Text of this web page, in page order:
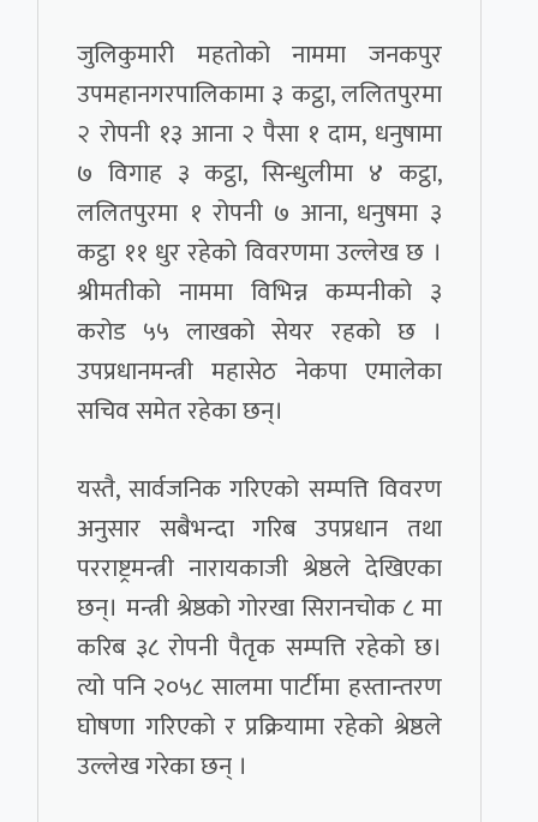
जुलिकुमारी महतोको नाममा जनकपुर
उपमहानगरपालिकामा ३ कट्ठा, ललितपुरमा
२ रोपनी १३ आना २ पैसा १ दाम, धनुषामा
७ विगाह ३ कट्ठा, सिन्धुलीमा ४ कट्ठा,
ललितपुरमा १ रोपनी ७ आना, धनुषमा ३
कट्ठा ११ धुर रहेको विवरणमा उल्लेख छ ।
श्रीमतीको नाममा विभिन्न कम्पनीको ३
करोड ५५ लाखको सेयर रहको छ ।
उपप्रधानमन्त्री महासेठ नेकपा एमालेका
सचिव समेत रहेका छन्।
यस्तै, सार्वजनिक गरिएको सम्पत्ति विवरण
अनुसार सबैभन्दा गरिब उपप्रधान तथा
परराष्ट्रमन्त्री नारायकाजी श्रेष्ठले देखिएका
छन्। मन्त्री श्रेष्ठको गोरखा सिरानचोक ८ मा
करिब ३८ रोपनी पैतृक सम्पत्ति रहेको छ।
त्यो पनि २०५८ सालमा पार्टीमा हस्तान्तरण
घोषणा गरिएको र प्रक्रियामा रहेको श्रेष्ठले
उल्लेख गरेका छन् ।